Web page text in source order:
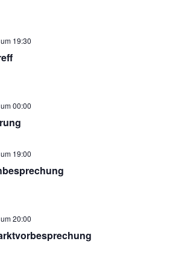
19:30
00:00
19:00
20:00